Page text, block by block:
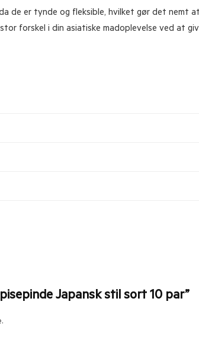
de er tynde og fleksible, hvilket gør det nemt
stor forskel i din asiatiske madoplevelse ved at
Japansk stil sort 10 par”